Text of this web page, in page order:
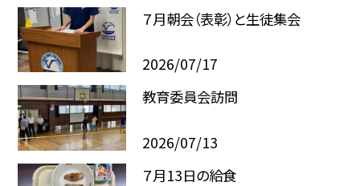
７月朝会（表彰）と生徒集会
2026/07/17
教育委員会訪問
2026/07/13
７月13日の給食